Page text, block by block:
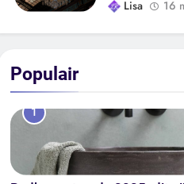
Lisa 16
Populair
1